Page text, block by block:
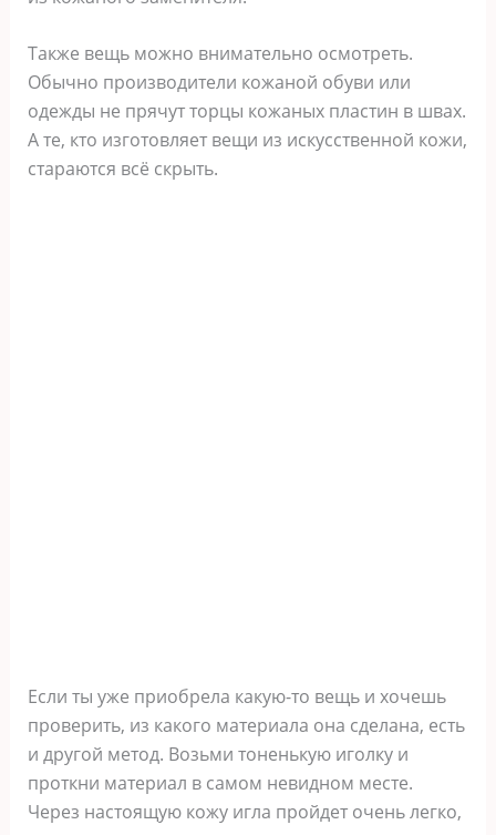
Также вещь можно внимательно осмотреть.
Обычно производители кожаной обуви или
одежды не прячут торцы кожаных пластин в швах.
А те, кто изготовляет вещи из искусственной кожи,
стараются всё скрыть.
Если ты уже приобрела какую-то вещь и хочешь
проверить, из какого материала она сделана, есть
и другой метод. Возьми тоненькую иголку и
проткни материал в самом невидном месте.
Через настоящую кожу игла пройдет очень легко,